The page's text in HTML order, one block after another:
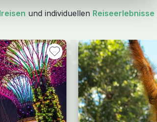
und individuellen Reiseerlebnisse